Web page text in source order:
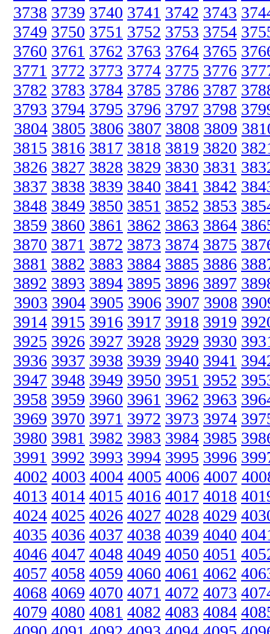
3738 3739 3740 3741 3742 3743
3749 3750 3751 3752 3753 3754
3760 3761 3762 3763 3764 3765
3771 3772 3773 3774 3775 3776
3782 3783 3784 3785 3786 3787
3793 3794 3795 3796 3797 3798
3804 3805 3806 3807 3808 3809
3815 3816 3817 3818 3819 3820
3826 3827 3828 3829 3830 3831
3837 3838 3839 3840 3841 3842
3848 3849 3850 3851 3852 3853
3859 3860 3861 3862 3863 3864
3870 3871 3872 3873 3874 3875
3881 3882 3883 3884 3885 3886
3892 3893 3894 3895 3896 3897
3903 3904 3905 3906 3907 3908
3914 3915 3916 3917 3918 3919
3925 3926 3927 3928 3929 3930
3936 3937 3938 3939 3940 3941
3947 3948 3949 3950 3951 3952
3958 3959 3960 3961 3962 3963
3969 3970 3971 3972 3973 3974
3980 3981 3982 3983 3984 3985
3991 3992 3993 3994 3995 3996
4002 4003 4004 4005 4006 4007
4013 4014 4015 4016 4017 4018
4024 4025 4026 4027 4028 4029
4035 4036 4037 4038 4039 4040
4046 4047 4048 4049 4050 4051
4057 4058 4059 4060 4061 4062
4068 4069 4070 4071 4072 4073
4079 4080 4081 4082 4083 4084